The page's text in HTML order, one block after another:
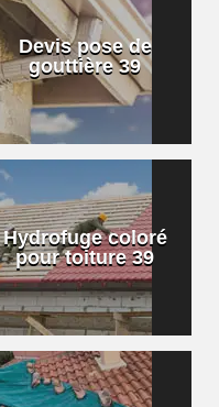
Devis pose de
gouttière 39
Hydrofuge coloré
pour toiture 39